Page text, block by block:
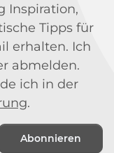
Inspiration,
Tipps für
erhalten. Ich
abmelden.
ich in der
.
Abonnieren